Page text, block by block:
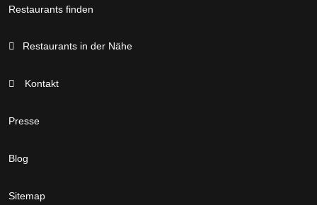
Restaurants finden
Restaurants in der Nähe
Kontakt
Presse
Blog
Sitemap